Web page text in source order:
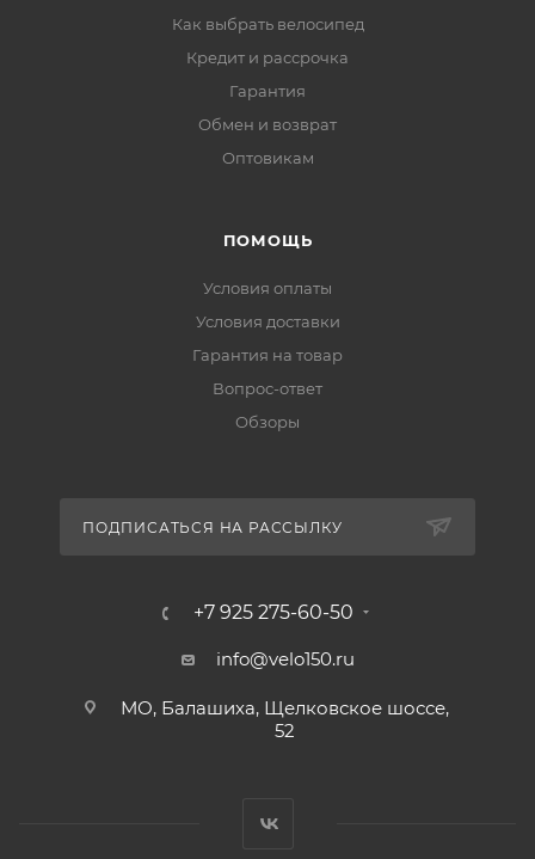
Как выбрать велосипед
Кредит и рассрочка
Гарантия
Обмен и возврат
Оптовикам
ПОМОЩЬ
Условия оплаты
Условия доставки
Гарантия на товар
Вопрос-ответ
Обзоры
ПОДПИСАТЬСЯ НА РАССЫЛКУ
+7 925 275-60-50
info@velo150.ru
МО, Балашиха, Щелковское шоссе,
52